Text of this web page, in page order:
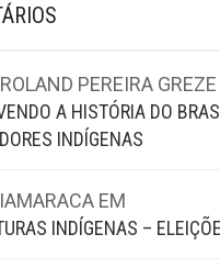
PEREIRA GREZE
A HISTÓRIA DO
INDÍGENAS
EM
INDÍGENAS –